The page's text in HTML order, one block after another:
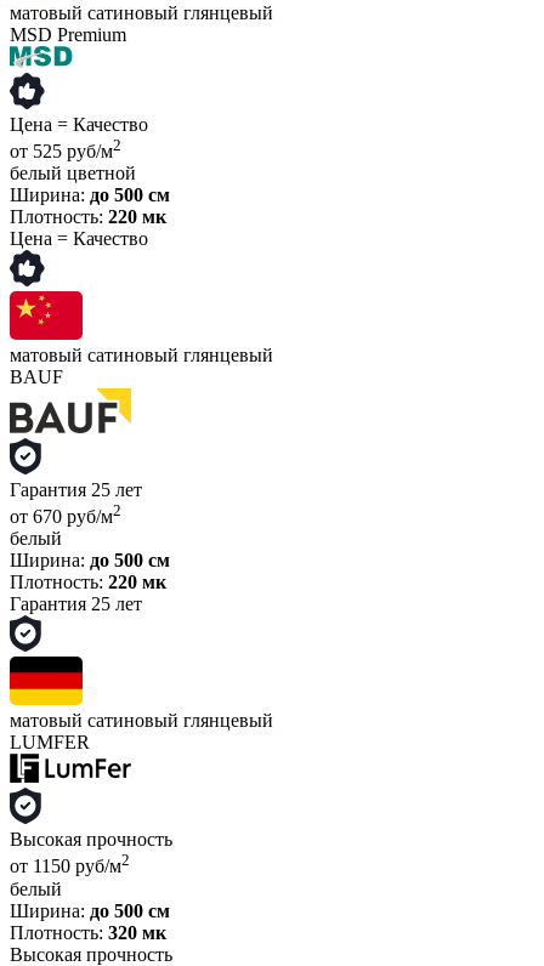
матовый сатиновый глянцевый
MSD Premium
Цена = Качество
от 525 руб/м2
белый цветной
Ширина: до 500 см
Плотность: 220 мк
Цена = Качество
матовый сатиновый глянцевый
BAUF
Гарантия 25 лет
от 670 руб/м2
белый
Ширина: до 500 см
Плотность: 220 мк
Гарантия 25 лет
матовый сатиновый глянцевый
LUMFER
Высокая прочность
от 1150 руб/м2
белый
Ширина: до 500 см
Плотность: 320 мк
Высокая прочность